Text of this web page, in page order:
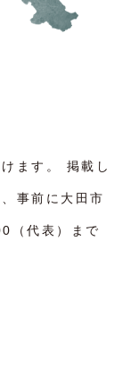
ます。 掲載し
事前に大田市
（代表）まで